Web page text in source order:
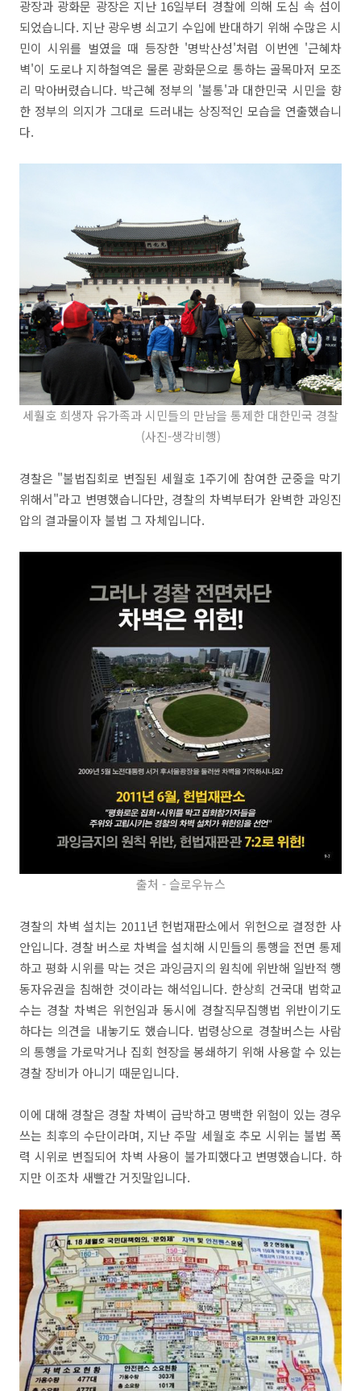
광장과 광화문 광장은 지난 16일부터 경찰에 의해 도심 속 섬이
되었습니다. 지난 광우병 쇠고기 수입에 반대하기 위해 수많은 시
민이 시위를 벌였을 때 등장한 '명박산성'처럼 이번엔 '근혜차
벽'이 도로나 지하철역은 물론 광화문으로 통하는 골목마저 모조
리 막아버렸습니다. 박근혜 정부의 '불통'과 대한민국 시민을 향
한 정부의 의지가 그대로 드러내는 상징적인 모습을 연출했습니
다.
세훨호 희생자 유가족과 시민들의 만남을 통제한 대한민국 경찰
(사진-생각비행)
경찰은 "불법집회로 변질된 세월호 1주기에 참여한 군중을 막기
위해서"라고 변명했습니다만, 경찰의 차벽부터가 완벽한 과잉진
압의 결과물이자 불법 그 자체입니다.
출처 - 슬로우뉴스
경찰의 차벽 설치는 2011년 헌법재판소에서 위헌으로 결정한 사
안입니다. 경찰 버스로 차벽을 설치해 시민들의 통행을 전면 통제
하고 평화 시위를 막는 것은 과잉금지의 원칙에 위반해 일반적 행
동자유권을 침해한 것이라는 해석입니다. 한상희 건국대 법학교
수는 경찰 차벽은 위헌임과 동시에 경찰직무집행법 위반이기도
하다는 의견을 내놓기도 했습니다. 법령상으로 경찰버스는 사람
의 통행을 가로막거나 집회 현장을 봉쇄하기 위해 사용할 수 있는
경찰 장비가 아니기 때문입니다.
이에 대해 경찰은 경찰 차벽이 급박하고 명백한 위험이 있는 경우
쓰는 최후의 수단이라며, 지난 주말 세월호 추모 시위는 불법 폭
력 시위로 변질되어 차벽 사용이 불가피했다고 변명했습니다. 하
지만 이조차 새빨간 거짓말입니다.